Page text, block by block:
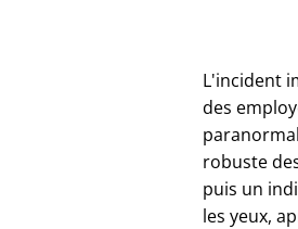
L'incident
des
robuste
puis un
les yeux,